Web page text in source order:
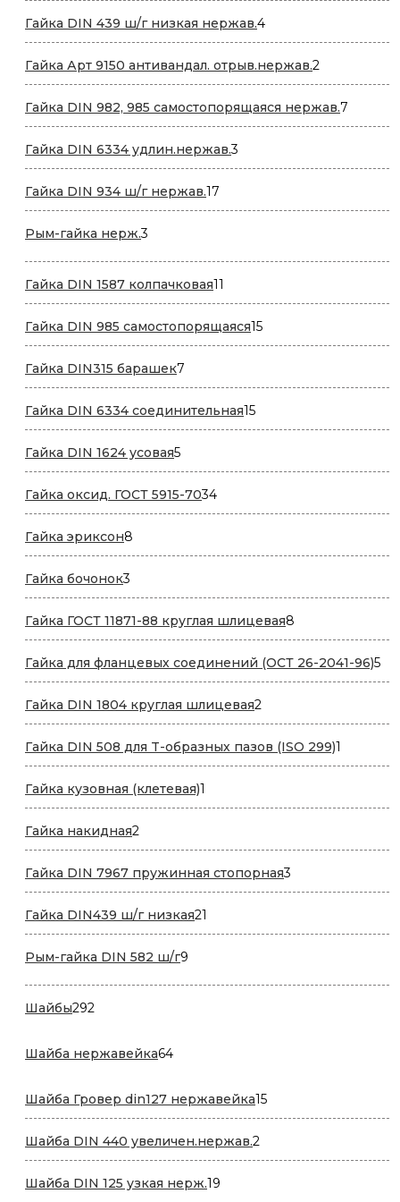
Гайка DIN 439 ш/г низкая нержав.44
товара
Гайка Арт 9150 антивандал. отрыв.нержав.2
товара
Гайка DIN 982, 985 самостопорящаяся нержав.7
товаров
Гайка DIN 6334 удлин.нержав.3
товара
Гайка DIN 934 ш/г нержав.17
товаров
Рым-гайка нерж.3
Гайка DIN 1587 колпачковая11
товаров
Гайка DIN 985 самостопорящаяся1515
товаров
Гайка DIN315 барашек7
товаров
Гайка DIN 6334 соединительная1515
товаров
Гайка DIN 1624 усовая55
товаров
Гайка оксид. ГОСТ 5915-703434
товара
Гайка эриксон8
товаров
Гайка бочонок3
товара
Гайка ГОСТ 11871-88 круглая шлицевая8
товаров
Гайка для фланцевых соединений (ОСТ 26-2041-96)55
Гайка DIN 1804 круглая шлицевая2
товара
Гайка DIN 508 для T-образных пазов (ISO 299)1
товар
Гайка кузовная (клетевая)1
товар
Гайка накидная2
товара
Гайка DIN 7967 пружинная стопорная3
товара
Гайка DIN439 ш/г низкая21
товар
Рым-гайка DIN 582 ш/г9
Шайбы292
Шайба нержавейка6464
Шайба Гровер din127 нержавейка1515
товаров
Шайба DIN 440 увеличен.нержав.2
товара
Шайба DIN 125 узкая нерж.19